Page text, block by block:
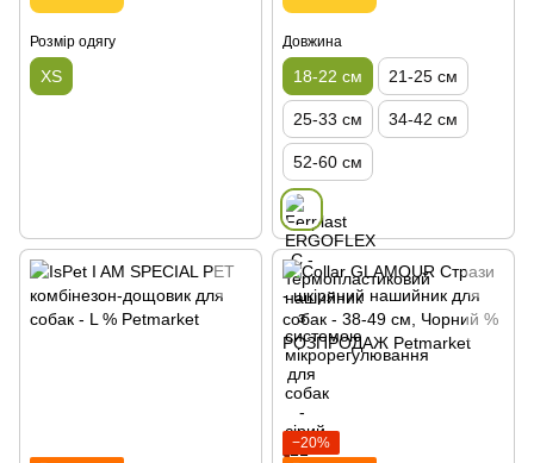
Розмір одягу
XS
Довжина
18-22 см 21-25 см
25-33 см 34-42 см
52-60 см
−20%